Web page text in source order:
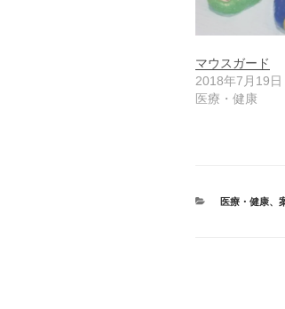
マウスガード
2018年7月19日
医療・健康
カ
医療・健康、